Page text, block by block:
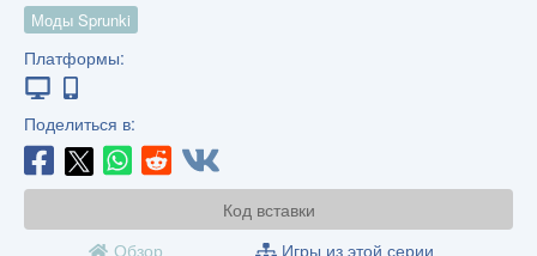
Моды Sprunki
Платформы:
Поделиться в:
Код вставки
Обзор
Игры из этой серии